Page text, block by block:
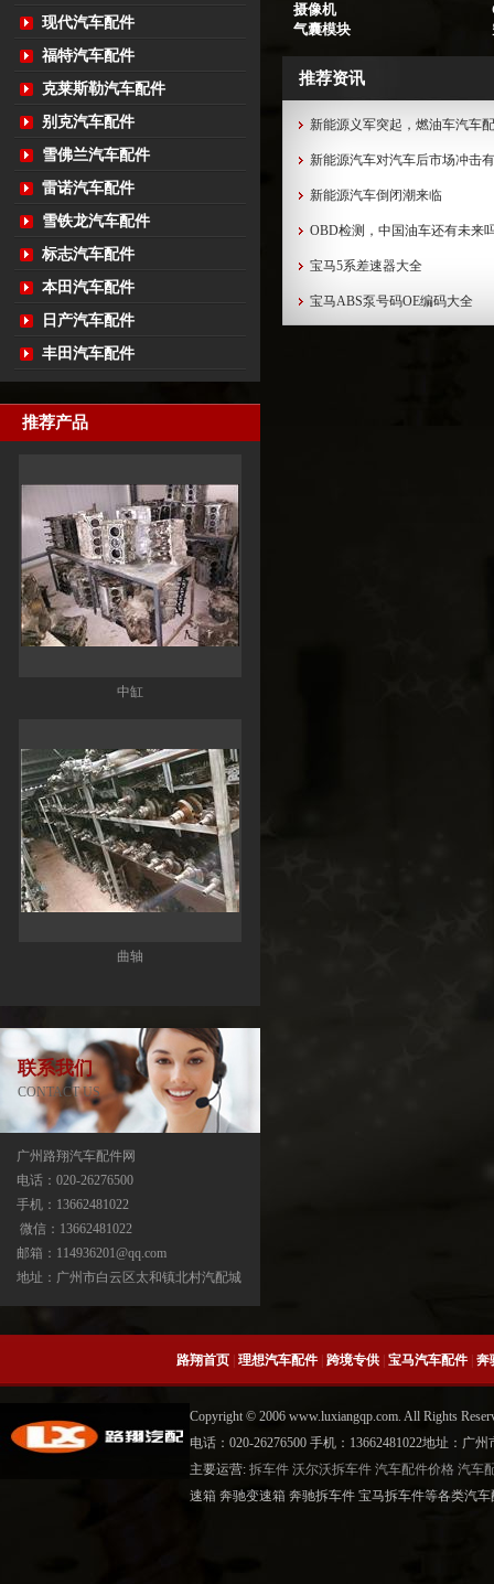
现代汽车配件
福特汽车配件
克莱斯勒汽车配件
别克汽车配件
雪佛兰汽车配件
雷诺汽车配件
雪铁龙汽车配件
标志汽车配件
本田汽车配件
日产汽车配件
丰田汽车配件
推荐产品
中缸
曲轴
宝马X3分动箱/器ATC13-ATC450-ATC45L-
ATC400
宝马X5分动箱/器-ATC500-ATC700-
ATC45L-ATC450-ATC13
联系我们
CONTACT US
广州路翔汽车配件网
电话：020-26276500
手机：13662481022
微信：13662481022
邮箱：114936201@qq.com
地址：广州市白云区太和镇北村汽配城
摄像机
气囊模块
推荐资讯
新能源义军突起，燃油车汽车
新能源汽车对汽车后市场冲击
新能源汽车倒闭潮来临
OBD检测，中国油车还有未来
宝马5系差速器大全
宝马ABS泵号码OE编码大全
路翔首页 理想汽车配件 跨境专供 宝马汽车配件 奔
Copyright © 2006 www.luxiangqp.com. All Rights
电话：020-26276500 手机：13662481022地址：广
主要运营: 拆车件 沃尔沃拆车件 汽车配件价格 汽车
速箱 奔驰变速箱 奔驰拆车件 宝马拆车件等各类汽车